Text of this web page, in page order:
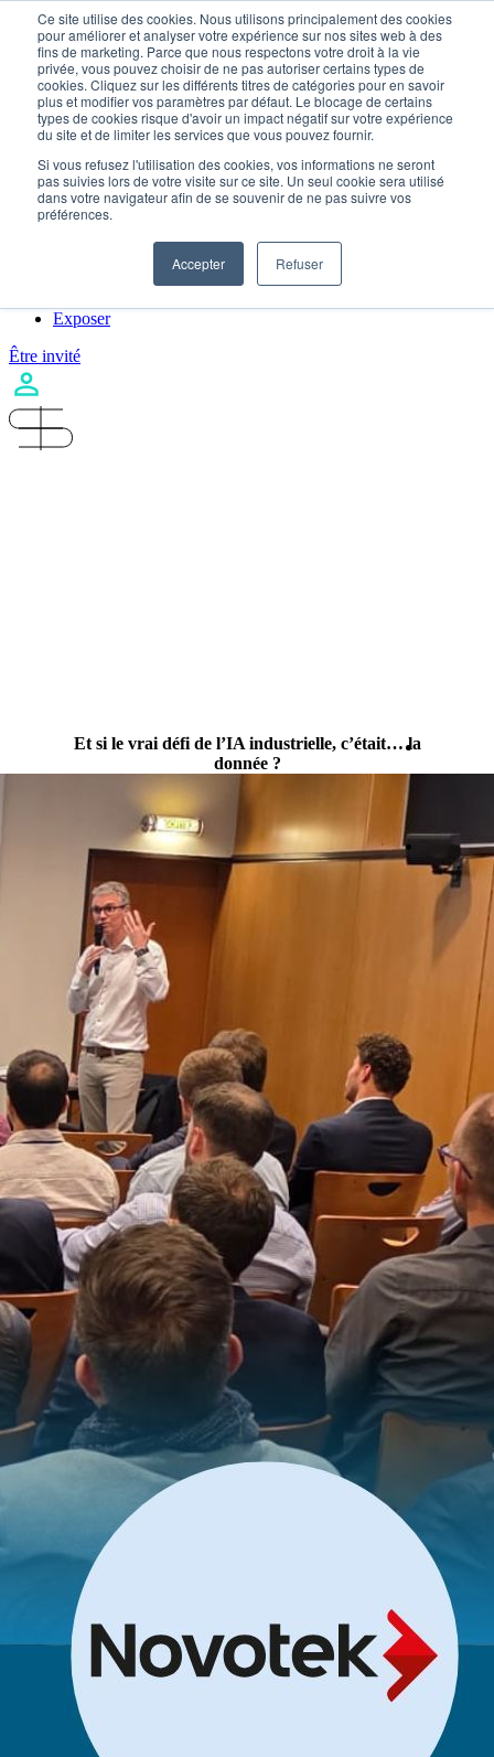
Ce site utilise des cookies. Nous utilisons principalement des cookies
pour améliorer et analyser votre expérience sur nos sites web à des
fins de marketing. Parce que nous respectons votre droit à la vie
privée, vous pouvez choisir de ne pas autoriser certains types de
cookies. Cliquez sur les différents titres de catégories pour en savoir
plus et modifier vos paramètres par défaut. Le blocage de certains
types de cookies risque d'avoir un impact négatif sur votre expérience
du site et de limiter les services que vous pouvez fournir.
Si vous refusez l'utilisation des cookies, vos informations ne seront
pas suivies lors de votre visite sur ce site. Un seul cookie sera utilisé
dans votre navigateur afin de se souvenir de ne pas suivre vos
préférences.
Accepter Refuser
Skip to content
À propos
Destination
lausanne
toulouse
metz
lyon
rennes
Pourquoi participer
Exposer
Être invité
Et si le vrai défi de l’IA industrielle, c’était… la
donnée ?